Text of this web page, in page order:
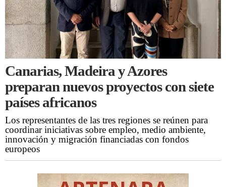
Canarias, Madeira y Azores
preparan nuevos proyectos con siete
países africanos
Los representantes de las tres regiones se reúnen para
coordinar iniciativas sobre empleo, medio ambiente,
innovación y migración financiadas con fondos
europeos